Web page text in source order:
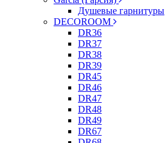
Душевые гарнитуры
DECOROOM
DR36
DR37
DR38
DR39
DR45
DR46
DR47
DR48
DR49
DR67